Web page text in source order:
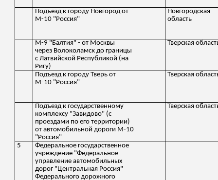
Подъезд к городу Новгород от
М-10 "Россия"
Новгородская
область
М-9 "Балтия" - от Москвы
через Волоколамск до границы
с Латвийской Республикой (на
Ригу)
Тверская
Подъезд к городу Тверь от
М-10 "Россия"
Тверская
Подъезд к государственному
комплексу "Завидово" (с
проездами по его территории)
от автомобильной дороги М-10
"Россия"
Тверская
5
Федеральное государственное
учреждение "Федеральное
управление автомобильных
дорог "Центральная Россия"
Федерального дорожного